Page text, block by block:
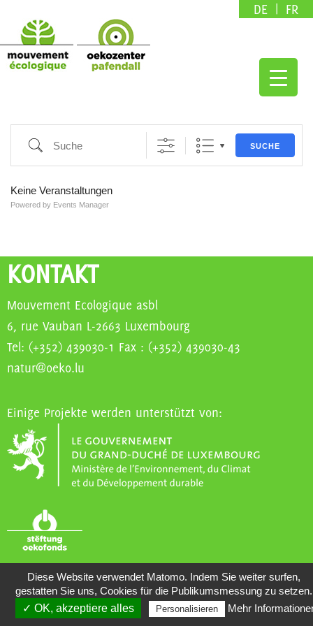
DE FR
Suche
SUCHE
Keine Veranstaltungen
Powered by Events Manager
KONTAKT
Mouvement Ecologique asbl
6, rue Vauban L-2663 Luxembourg
Tel: (+352) 439030-1 Fax : (+352) 439030-43
natur@oeko.lu
Einige Projekte werden unterstützt von:
Suche Kategorien
Diese Website verwendet Matomo. Indem Sie weiter surfen,
gestatten Sie uns, Cookies für die Publikumsmessung zu setzen.
✓ OK, akzeptiere alles
Personalisieren Mehr